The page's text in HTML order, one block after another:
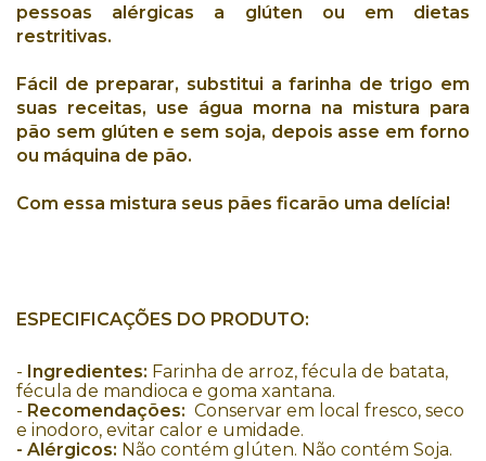
pessoas alérgicas a glúten ou em dietas
restritivas.
Fácil de preparar, substitui a farinha de trigo em
suas receitas, use água morna na mistura para
pão sem glúten e sem soja, depois asse em forno
ou máquina de pão.
Com essa mistura seus pães ficarão uma delícia!
ESPECIFICAÇÕES DO PRODUTO:
- Ingredientes: Farinha de arroz, fécula de batata,
fécula de mandioca e goma xantana.
- Recomendações: Conservar em local fresco, seco
e inodoro, evitar calor e umidade.
- Alérgicos: Não contém glúten. Não contém Soja.